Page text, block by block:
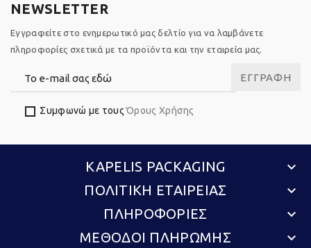
NEWSLETTER
Εγγραφείτε στο ενημερωτικό μας δελτίο για να λαμβάνετε
πληροφορίες σχετικά με τα προϊόντα και την εταιρεία μας.
ΕΓΓΡΑΦΉ
Συμφωνώ με τουςΌρους Χρήσης
KAPELIS PACKAGING keyboard_arrow_down
ΠΟΛΙΤΙΚΗ ΕΤΑΙΡΕΙΑΣ keyboard_arrow_down
ΠΛΗΡΟΦΟΡΙΕΣ keyboard_arrow_down
ΜΕΘΟΔΟΙ ΠΛΗΡΩΜΗΣ keyboard_arrow_down